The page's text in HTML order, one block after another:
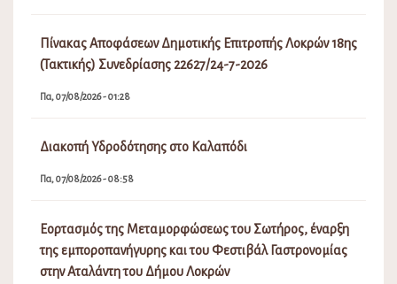
Πίνακας Αποφάσεων Δημοτικής Επιτροπής Λοκρών 18ης
(Τακτικής) Συνεδρίασης 22627/24-7-2026
Πα, 07/08/2026 - 01:28
Διακοπή Υδροδότησης στο Καλαπόδι
Πα, 07/08/2026 - 08:58
Εορτασμός της Μεταμορφώσεως του Σωτήρος, έναρξη
της εμποροπανήγυρης και του Φεστιβάλ Γαστρονομίας
στην Αταλάντη του Δήμου Λοκρών